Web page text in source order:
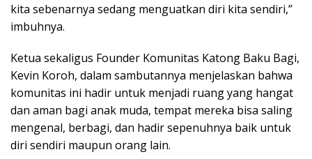
kita sebenarnya sedang menguatkan diri kita sendiri,”
imbuhnya.
Ketua sekaligus Founder Komunitas Katong Baku Bagi,
Kevin Koroh, dalam sambutannya menjelaskan bahwa
komunitas ini hadir untuk menjadi ruang yang hangat
dan aman bagi anak muda, tempat mereka bisa saling
mengenal, berbagi, dan hadir sepenuhnya baik untuk
diri sendiri maupun orang lain.